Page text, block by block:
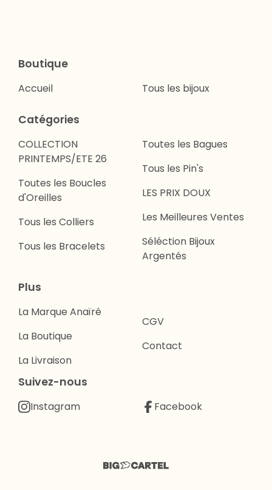
Boutique
Accueil Tous les bijoux
Catégories
COLLECTION
PRINTEMPS/ETE 26
Toutes les Boucles
d'Oreilles
Tous les Colliers
Tous les Bracelets
Toutes les Bagues
Tous les Pin's
LES PRIX DOUX
Les Meilleures Ventes
Séléction Bijoux
Argentés
Plus
La Marque Anaïré
La Boutique
La Livraison
CGV
Contact
Suivez-nous
Instagram Facebook